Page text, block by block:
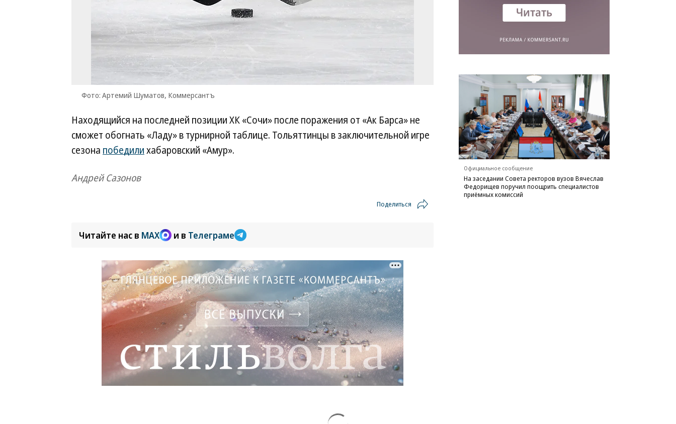
Фото: Артемий Шуматов, Коммерсантъ
Находящийся на последней позиции ХК «Сочи» после поражения от «Ак Барса» не
сможет обогнать «Ладу» в турнирной таблице. Тольяттинцы в заключительной игре
сезона победилихабаровский «Амур».
Андрей Сазонов
Поделиться
Читайте нас в MAX и в Телеграме
Официальное сообщение
На заседании Совета ректоров вузов Вячеслав
Федорищев поручил поощрить специалистов
приёмных комиссий